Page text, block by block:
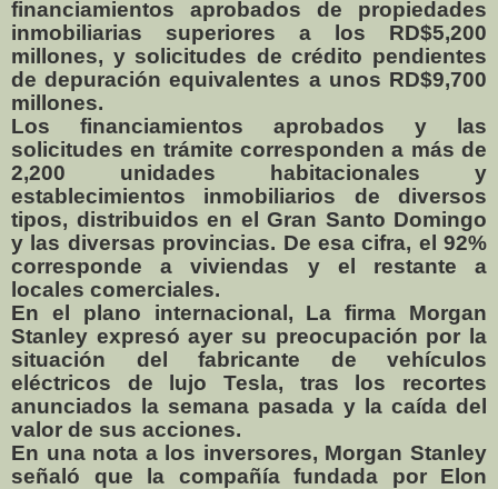
financiamientos aprobados de propiedades
inmobiliarias superiores a los RD$5,200
millones, y solicitudes de crédito pendientes
de depuración equivalentes a unos RD$9,700
millones.
Los financiamientos aprobados y las
solicitudes en trámite corresponden a más de
2,200 unidades habitacionales y
establecimientos inmobiliarios de diversos
tipos, distribuidos en el Gran Santo Domingo
y las diversas provincias. De esa cifra, el 92%
corresponde a viviendas y el restante a
locales comerciales.
En el plano internacional, La firma Morgan
Stanley expresó ayer su preocupación por la
situación del fabricante de vehículos
eléctricos de lujo Tesla, tras los recortes
anunciados la semana pasada y la caída del
valor de sus acciones.
En una nota a los inversores, Morgan Stanley
señaló que la compañía fundada por Elon